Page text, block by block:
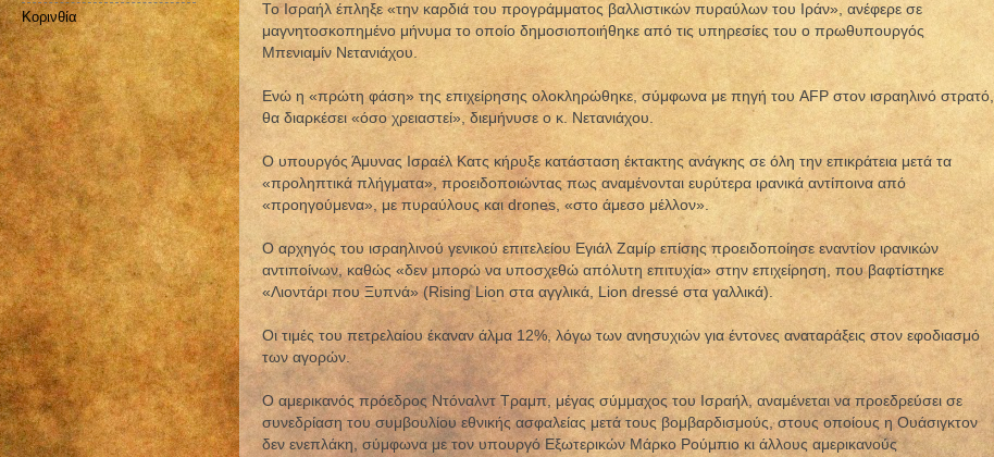
Το Ισραήλ έπληξε «την καρδιά του προγράμματος βαλλιστικών πυραύλων του Ιράν», ανέφερε σε
μαγνητοσκοπημένο μήνυμα το οποίο δημοσιοποιήθηκε από τις υπηρεσίες του ο πρωθυπουργός
Μπενιαμίν Νετανιάχου.
Ενώ η «πρώτη φάση» της επιχείρησης ολοκληρώθηκε, σύμφωνα με πηγή του AFP στον ισραηλινό στρατό,
θα διαρκέσει «όσο χρειαστεί», διεμήνυσε ο κ. Νετανιάχου.
Ο υπουργός Άμυνας Ισραέλ Κατς κήρυξε κατάσταση έκτακτης ανάγκης σε όλη την επικράτεια μετά τα
«προληπτικά πλήγματα», προειδοποιώντας πως αναμένονται ευρύτερα ιρανικά αντίποινα από
«προηγούμενα», με πυραύλους και drones, «στο άμεσο μέλλον».
Ο αρχηγός του ισραηλινού γενικού επιτελείου Εγιάλ Ζαμίρ επίσης προειδοποίησε εναντίον ιρανικών
αντιποίνων, καθώς «δεν μπορώ να υποσχεθώ απόλυτη επιτυχία» στην επιχείρηση, που βαφτίστηκε
«Λιοντάρι που Ξυπνά» (Rising Lion στα αγγλικά, Lion dressé στα γαλλικά).
Οι τιμές του πετρελαίου έκαναν άλμα 12%, λόγω των ανησυχιών για έντονες αναταράξεις στον εφοδιασμό
των αγορών.
Ο αμερικανός πρόεδρος Ντόναλντ Τραμπ, μέγας σύμμαχος του Ισραήλ, αναμένεται να προεδρεύσει σε
συνεδρίαση του συμβουλίου εθνικής ασφαλείας μετά τους βομβαρδισμούς, στους οποίους η Ουάσιγκτον
δεν ενεπλάκη, σύμφωνα με τον υπουργό Εξωτερικών Μάρκο Ρούμπιο κι άλλους αμερικανούς
Kορινθία